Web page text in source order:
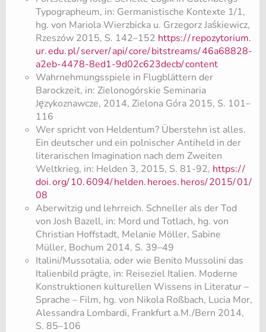
Typographeum, in: Germanistische Kontexte 1/1,
hg. von Mariola Wierzbicka u. Grzegorz Jaśkiewicz,
Rzeszów 2015, S. 142–152 https://repozytorium.
ur.edu.pl/server/api/core/bitstreams/46a68828-
a2eb-4478-8ed1-9d02c623decb/content
​Wahrnehmungsspiele in Flugblättern der
Barockzeit, in: Zielonogórskie Seminaria
Językoznawcze, 2014, Zielona Góra 2015, S. 101–
116
Wer spricht von Heldentum? Überstehn ist alles.
Ein deutscher und ein polnischer Antiheld in der
literarischen Imagination nach dem Zweiten
Weltkrieg, in: Helden 3, 2015, S. 81-92, https://
doi.org/10.6094/helden.heroes.heros/2015/01/
08
Aberwitzig und lehrreich. Schneller als der Tod
von Josh Bazell, in: Mord und Totlach, hg. von
Christian Hoffstadt, Melanie Möller, Sabine
Müller, Bochum 2014, S. 39–49
Italini/Mussotalia, oder wie Benito Mussolini das
Italienbild prägte, in: Reiseziel Italien. Moderne
Konstruktionen kulturellen Wissens in Literatur –
Sprache – Film, hg. von Nikola Roßbach, Lucia Mor,
Alessandra Lombardi, Frankfurt a.M./Bern 2014,
S. 85–106